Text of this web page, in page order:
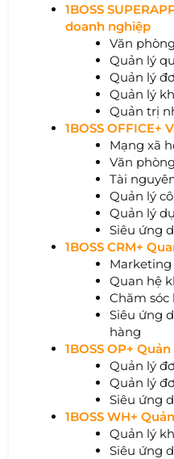
1BOSS
doanh nghiệp
Văn
Quản lý
Quản lý
Quản lý
Quản trị
1BOSS OFFICE+
Mạng xã
Văn
Tài
Quản lý
Quản lý
Siêu ứng
1BOSS CRM+
Quan hệ
Chăm sóc
Siêu ứng
hàng
1BOSS OP+
Quản lý
Quản lý
Siêu ứng
1BOSS WH+
Quản lý
Siêu ứng